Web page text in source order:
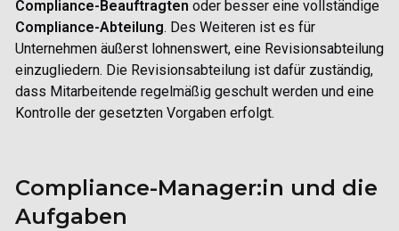
Compliance-Beauftragten oder besser eine vollständige
Compliance-Abteilung. Des Weiteren ist es für
Unternehmen äußerst lohnenswert, eine Revisionsabteilung
einzugliedern. Die Revisionsabteilung ist dafür zuständig,
dass Mitarbeitende regelmäßig geschult werden und eine
Kontrolle der gesetzten Vorgaben erfolgt.
Compliance-Manager:in und die
Aufgaben